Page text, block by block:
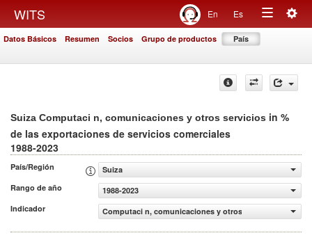
WITS En Es
Toggle
Datos Básicos Resumen Socios Grupo de productos País
Suiza Computaci n, comunicaciones y otros servicios in %
de las exportaciones de servicios comerciales
1988-2023
País/Región
Suiza
Rango de año
1988-2023
Indicador
Computaci n, comunicaciones y otros servicios (% de